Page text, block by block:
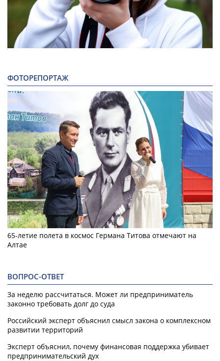
ФОТОРЕПОРТАЖ
65-летие полета в космос Германа Титова отмечают на
Алтае
ВОПРОС-ОТВЕТ
За неделю рассчитаться. Может ли предприниматель
законно требовать долг до суда
Российский эксперт объяснил смысл закона о комплексном
развитии территорий
Эксперт объяснил, почему финансовая поддержка убивает
предпринимательский дух